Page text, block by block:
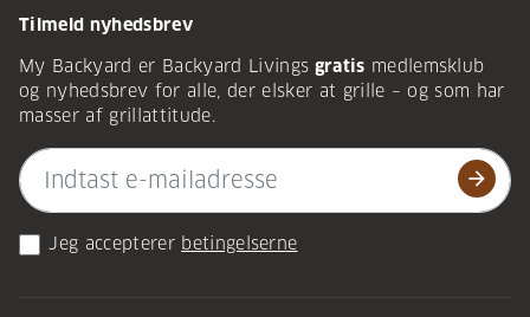
Tilmeld nyhedsbrev
My Backyard er Backyard Livings gratis medlemsklub
og nyhedsbrev for alle, der elsker at grille – og som har
masser af grillattitude.
arrow_forward
Jeg accepterer betingelserne